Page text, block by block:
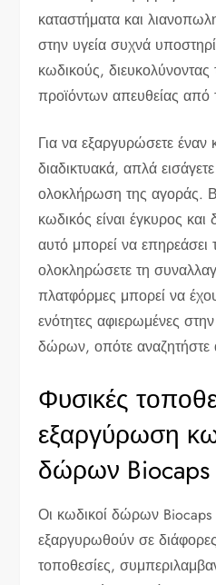
καταστήματα και
στην υγεία συχνά
κωδικούς,
προϊόντων απευθείας από
Για να εξαργυρώσετε
διαδικτυακά, απλά
ολοκλήρωση της αγοράς.
κωδικός είναι έγκυρος και
αυτό μπορεί να επηρεάσει
ολοκληρώσετε τη
πλατφόρμες μπορεί να
ενότητες αφιερωμένες
δώρων, οπότε αναζητήστε
Φυσικές
εξαργύρωση
δώρων Biocaps
Οι κωδικοί δώρων
εξαργυρωθούν σε διάφορες
τοποθεσίες,